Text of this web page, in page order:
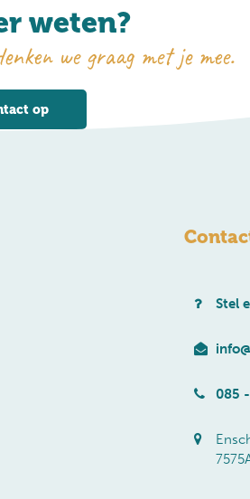
weten?
we graag met je mee.
op
Stel
085